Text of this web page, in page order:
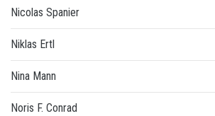
Nicolas Spanier
Niklas Ertl
Nina Mann
Noris F. Conrad